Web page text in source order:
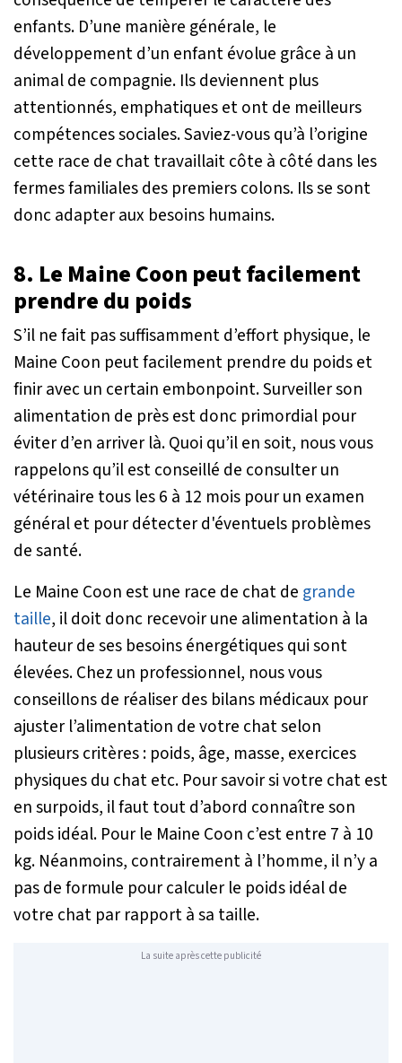
enfants. D’une manière générale, le
développement d’un enfant évolue grâce à un
animal de compagnie. Ils deviennent plus
attentionnés, emphatiques et ont de meilleurs
compétences sociales. Saviez-vous qu’à l’origine
cette race de chat travaillait côte à côté dans les
fermes familiales des premiers colons. Ils se sont
donc adapter aux besoins humains.
8. Le Maine Coon peut facilement
prendre du poids
S’il ne fait pas suffisamment d’effort physique, le
Maine Coon peut facilement prendre du poids et
finir avec un certain embonpoint. Surveiller son
alimentation de près est donc primordial pour
éviter d’en arriver là. Quoi qu’il en soit, nous vous
rappelons qu’il est conseillé de consulter un
vétérinaire tous les 6 à 12 mois pour un examen
général et pour détecter d'éventuels problèmes
de santé.
Le Maine Coon est une race de chat de grande
taille, il doit donc recevoir une alimentation à la
hauteur de ses besoins énergétiques qui sont
élevées. Chez un professionnel, nous vous
conseillons de réaliser des bilans médicaux pour
ajuster l’alimentation de votre chat selon
plusieurs critères : poids, âge, masse, exercices
physiques du chat etc. Pour savoir si votre chat est
en surpoids, il faut tout d’abord connaître son
poids idéal. Pour le Maine Coon c’est entre 7 à 10
kg. Néanmoins, contrairement à l’homme, il n’y a
pas de formule pour calculer le poids idéal de
votre chat par rapport à sa taille.
La suite après cette publicité